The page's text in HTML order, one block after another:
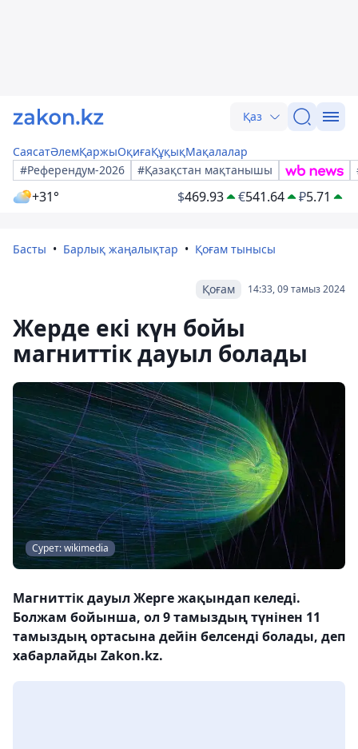
Қаз
СаясатӘлемҚаржыОқиғаҚұқықМақалалар
#Референдум-2026
#Қазақстан мақтанышы
+31° $469.93 €541.64 ₽5.71
Басты Барлық жаңалықтар Қоғам тынысы
14:33, 09 тамыз 2024
Қоғам
Жерде екі күн бойы
магниттік дауыл болады
Сурет: wikimedia
Магниттік дауыл Жерге жақындап келеді.
Болжам бойынша, ол 9 тамыздың түнінен 11
тамыздың ортасына дейін белсенді болады, деп
хабарлайды Zakon.kz.